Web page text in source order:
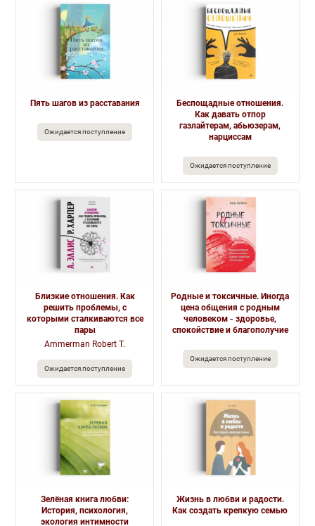
Пять шагов из расставания
Ожидается поступление
Беспощадные отношения.
Как давать отпор
газлайтерам, абьюзерам,
нарциссам
Ожидается поступление
Близкие отношения. Как
решить проблемы, с
которыми сталкиваются все
пары
Ammerman Robert T.
Ожидается поступление
Родные и токсичные. Иногда
цена общения с родным
человеком - здоровье,
спокойствие и благополучие
Ожидается поступление
Зелёная книга любви:
История, психология,
экология интимности
Жизнь в любви и радости.
Как создать крепкую семью